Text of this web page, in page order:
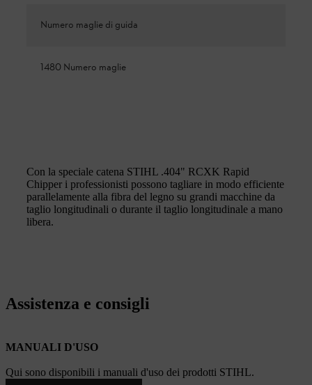
Numero maglie di guida
1480 Numero maglie
Con la speciale catena STIHL .404" RCXK Rapid
Chipper i professionisti possono tagliare in modo efficiente
parallelamente alla fibra del legno su grandi macchine da
taglio longitudinali o durante il taglio longitudinale a mano
libera.
Assistenza e consigli
MANUALI D'USO
Qui sono disponibili i manuali d'uso dei prodotti STIHL.